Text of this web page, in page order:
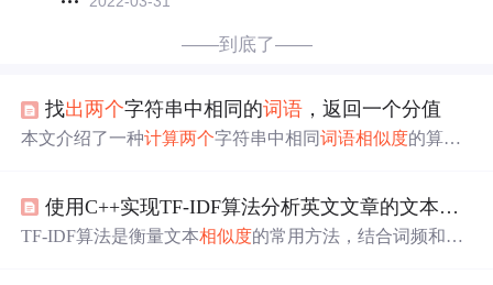
——到底了——
找出两个字符串中相同的词语 ，返回一个分值
本文介绍了一种计算两个字符串中相同词语相似度的算
使用C++实现TF-IDF算法分析英文文章的文本
相似
TF-IDF算法是衡量文本相似度的常用方法，结合词频和逆